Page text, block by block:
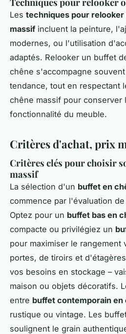
Les techniques pour
massifincluent la peinture,
modernes, ou l'utilisation
adaptés. Relooker un buffet
chêne s'accompagne
tendance, tout en respectant
chêne massif pour conserver
fonctionnalité du meuble.
Critères d'achat, prix
Critères clés pour choisir
massif
La sélection d'un buffet en
commence par l'évaluation
Optez pour un buffet bas en
compacte ou privilégiez un
pour maximiser le rangement
portes, de tiroirs et
vos besoins en stockage –
maison ou objets décoratifs.
entre buffet contemporain en
rustique ou vintage. Les
soulignent le grain